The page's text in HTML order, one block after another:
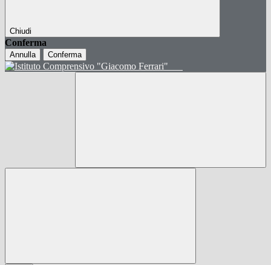
Chiudi
Conferma
Annulla Conferma